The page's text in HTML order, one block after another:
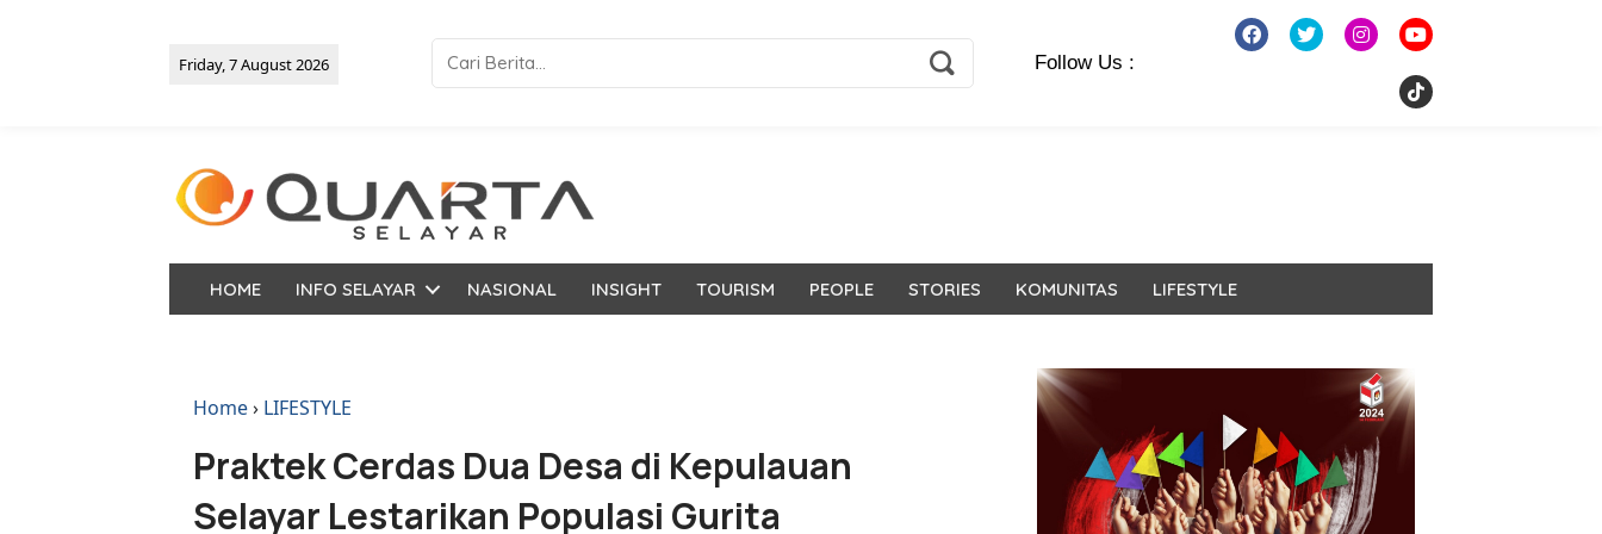
Friday, 7 August 2026 Follow Us :
HOME INFO SELAYAR NASIONAL INSIGHT TOURISM PEOPLE STORIES KOMUNITAS LIFESTYLE
Home› LIFESTYLE
Praktek Cerdas Dua Desa di Kepulauan
Selayar Lestarikan Populasi Gurita